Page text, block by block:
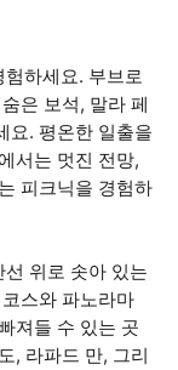
하세요. 부브로
은 보석, 말라 페
요. 평온한 일출을
서는 멋진 전망,
피크닉을 경험하
위로 솟아 있는
스와 파노라마
져들 수 있는 곳
, 라파드 만, 그리